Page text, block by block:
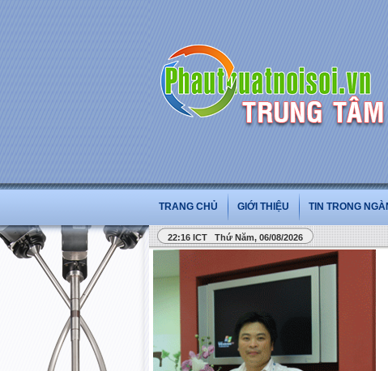
TRANG CHỦ GIỚI THIỆU TIN TRONG
22:16 ICT Thứ Năm, 06/08/2026